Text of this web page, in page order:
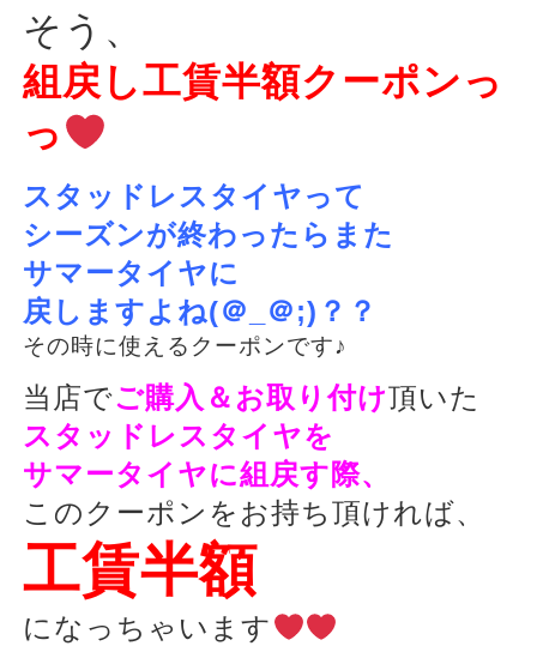
そう、
組戻し工賃半額クーポンっ
っ
スタッドレスタイヤって
シーズンが終わったらまた
サマータイヤに
戻しますよね(＠_＠;)？？
その時に使えるクーポンです♪
当店でご購入＆お取り付け頂いた
スタッドレスタイヤを
サマータイヤに組戻す際、
このクーポンをお持ち頂ければ、
工賃半額
になっちゃいます